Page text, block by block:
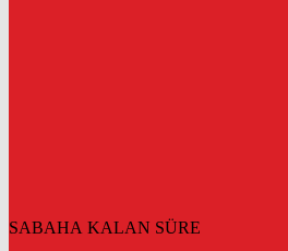
SABAHA KALAN SÜRE